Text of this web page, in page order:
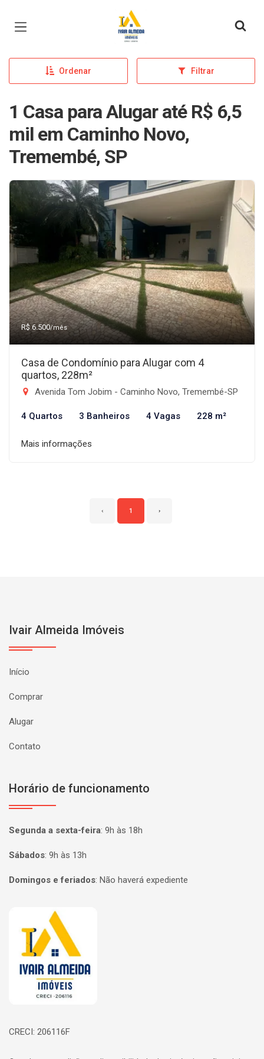
Página inicial
Ordenar Filtrar
1 Casa para Alugar até R$ 6,5
mil em Caminho Novo,
Tremembé, SP
R$ 6.500/mês
Casa de Condomínio para Alugar com 4
quartos, 228m²
Avenida Tom Jobim - Caminho Novo, Tremembé-SP
4 Quartos 3 Banheiros 4 Vagas 228 m²
Mais informações
‹ 1 ›
Ivair Almeida Imóveis
Início
Comprar
Alugar
Contato
Horário de funcionamento
Segunda a sexta-feira: 9h às 18h
Sábados: 9h às 13h
Domingos e feriados: Não haverá expediente
Página inicial
CRECI: 206116F